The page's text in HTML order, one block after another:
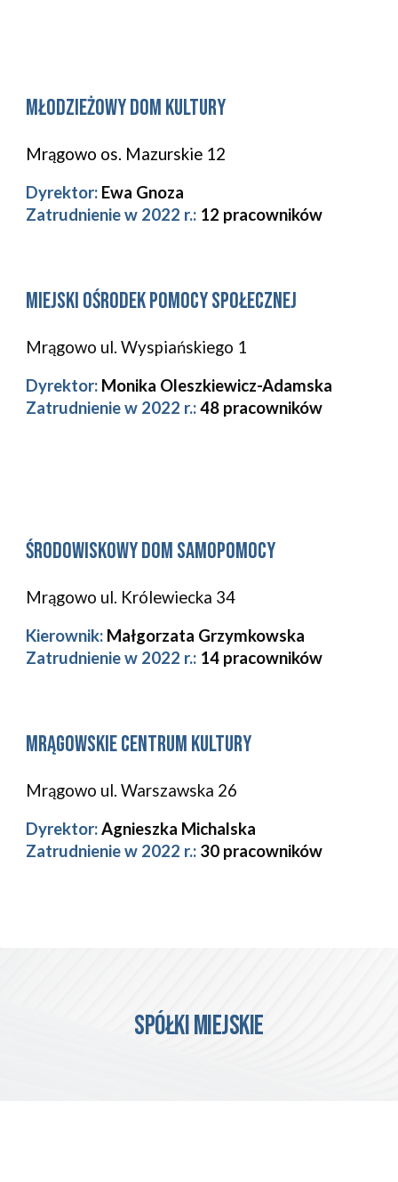
Młodzieżowy Dom Kultury
Mrągowo os. Mazurskie 12
Dyrektor: Ewa Gnoza
Zatrudnienie w 2022 r.: 12 pracowników
Miejski ośrodek pomocy społecznej
Mrągowo ul. Wyspiańskiego 1
Dyrektor: Monika Oleszkiewicz-Adamska
Zatrudnienie w 2022 r.:48 pracowników
Środowiskowy Dom Samopomocy
Mrągowo ul. Królewiecka 34
Kierownik: Małgorzata Grzymkowska
Zatrudnienie w 2022 r.: 14 pracowników
Mrągowskie Centrum Kultury
Mrągowo ul. Warszawska 26
Dyrektor: Agnieszka Michalska
Zatrudnienie w 2022 r.: 30 pracowników
Spółki Miejskie